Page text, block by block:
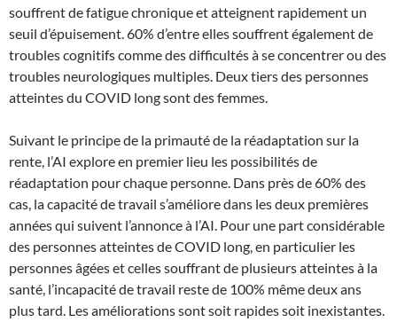
souffrent de fatigue chronique et atteignent rapidement un
seuil d’épuisement. 60% d’entre elles souffrent également de
troubles cognitifs comme des difficultés à se concentrer ou des
troubles neurologiques multiples. Deux tiers des personnes
atteintes du COVID long sont des femmes.
Suivant le principe de la primauté de la réadaptation sur la
rente, l’AI explore en premier lieu les possibilités de
réadaptation pour chaque personne. Dans près de 60% des
cas, la capacité de travail s’améliore dans les deux premières
années qui suivent l’annonce à l’AI. Pour une part considérable
des personnes atteintes de COVID long, en particulier les
personnes âgées et celles souffrant de plusieurs atteintes à la
santé, l’incapacité de travail reste de 100% même deux ans
plus tard. Les améliorations sont soit rapides soit inexistantes.